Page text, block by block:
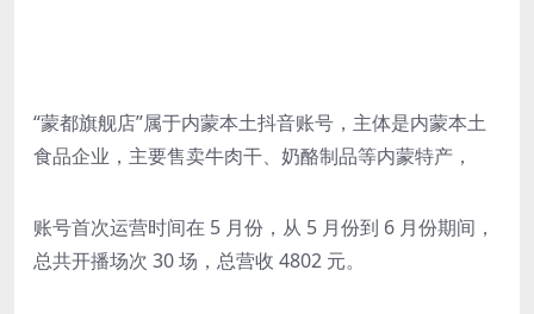
“蒙都旗舰店”属于内蒙本土抖音账号，主体是内蒙本土
食品企业，主要售卖牛肉干、奶酪制品等内蒙特产，
账号首次运营时间在 5 月份，从 5 月份到 6 月份期间，
总共开播场次 30 场，总营收 4802 元。